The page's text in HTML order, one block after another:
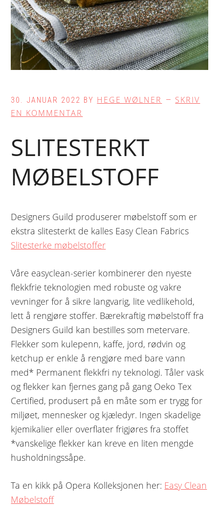
30. JANUAR 2022 BY HEGE WØLNER
SKRIV
EN KOMMENTAR
SLITESTERKT
MØBELSTOFF
Designers Guild produserer møbelstoff som er
ekstra slitesterkt de kalles Easy Clean Fabrics
Slitesterke møbelstoffer
Våre easyclean-serier kombinerer den nyeste
flekkfrie teknologien med robuste og vakre
vevninger for å sikre langvarig, lite vedlikehold,
lett å rengjøre stoffer. Bærekraftig møbelstoff fra
Designers Guild kan bestilles som metervare.
Flekker som kulepenn, kaffe, jord, rødvin og
ketchup er enkle å rengjøre med bare vann
med* Permanent flekkfri ny teknologi. Tåler vask
og flekker kan fjernes gang på gang Oeko Tex
Certified, produsert på en måte som er trygg for
miljøet, mennesker og kjæledyr. Ingen skadelige
kjemikalier eller overflater frigjøres fra stoffet
*vanskelige flekker kan kreve en liten mengde
husholdningssåpe.
Ta en kikk på Opera Kolleksjonen her: Easy Clean
Møbelstoff